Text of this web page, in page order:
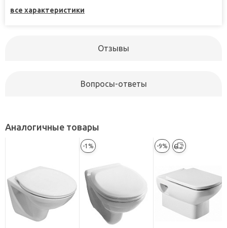
все характеристики
Отзывы
Вопросы-ответы
Аналогичные товары
-1% -9%